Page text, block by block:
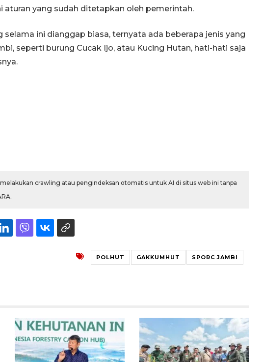
yang sudah ditetapkan oleh pemerintah.
selama ini dianggap biasa, ternyata ada beberapa jenis yang
seperti burung Cucak Ijo, atau Kucing Hutan, hati-hati saja
crawling atau pengindeksan otomatis untuk AI di situs web ini tanpa
POLHUT GAKKUMHUT SPORC JAMBI
16 jam lalu